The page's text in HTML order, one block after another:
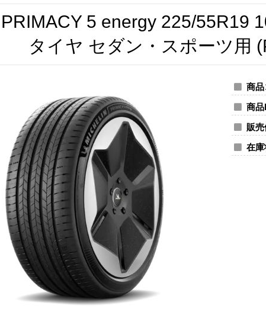
PRIMACY 5 energy 225/55R19
タイヤ セダン・スポーツ用
商品
商品
販
在